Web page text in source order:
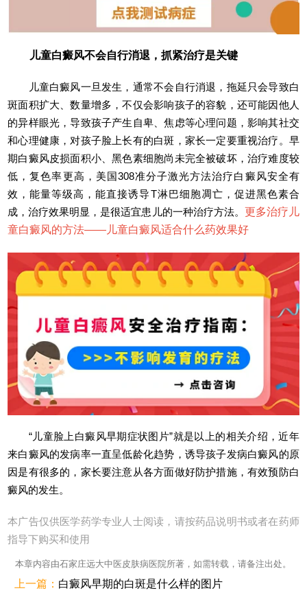
儿童白癜风不会自行消退，抓紧治疗是关键
儿童白癜风一旦发生，通常不会自行消退，拖延只会导致白
斑面积扩大、数量增多，不仅会影响孩子的容貌，还可能因他人
的异样眼光，导致孩子产生自卑、焦虑等心理问题，影响其社交
和心理健康，对孩子脸上长有的白斑，家长一定要重视治疗。早
期白癜风皮损面积小、黑色素细胞尚未完全被破坏，治疗难度较
低，复色率更高，美国308准分子激光方法治疗白癜风安全有
效，能量等级高，能直接诱导T淋巴细胞凋亡，促进黑色素合
成，治疗效果明显，是很适宜患儿的一种治疗方法。 更多治疗儿
童白癜风的方法—— 儿童白癜风适合什么药效果好
“儿童脸上白癜风早期症状图片”就是以上的相关介绍，近年
来白癜风的发病率一直呈低龄化趋势，诱导孩子发病白癜风的原
因是有很多的，家长要注意从各方面做好防护措施，有效预防白
癜风的发生。
本广告仅供医学药学专业人士阅读，请按药品说明书或者在药师
指导下购买和使用
本章内容由石家庄远大中医皮肤病医院所著，如需转载，请备注出处。
上一篇： 白癜风早期的白斑是什么样的图片